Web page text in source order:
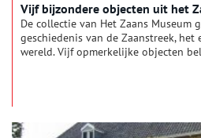
Vijf bijzondere objecten uit het
De collectie van Het Zaans Museum
geschiedenis van de Zaanstreek,
wereld. Vijf opmerkelijke objecten